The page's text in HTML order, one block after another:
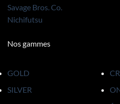
Savage Bros. Co.
Nichifutsu
Nos gammes
GOLD
SILVER